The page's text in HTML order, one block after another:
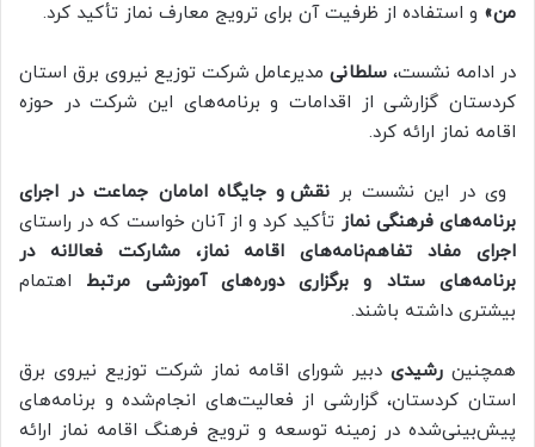
من» و استفاده از ظرفیت آن برای ترویج معارف نماز تأکید کرد.
در ادامه نشست، سلطانی مدیرعامل شرکت توزیع نیروی برق استان
کردستان گزارشی از اقدامات و برنامه‌های این شرکت در حوزه
اقامه نماز ارائه کرد.
وی در این نشست برنقش و جایگاه امامان جماعت در اجرای
برنامه‌های فرهنگی نماز تأکید کرد و از آنان خواست که در راستای
اجرای مفاد تفاهم‌نامه‌های اقامه نماز، مشارکت فعالانه در
برنامه‌های ستاد و برگزاری دوره‌های آموزشی مرتبط اهتمام
بیشتری داشته باشند.
همچنین رشیدی دبیر شورای اقامه نماز شرکت توزیع نیروی برق
استان کردستان، گزارشی از فعالیت‌های انجام‌شده و برنامه‌های
پیش‌بینی‌شده در زمینه توسعه و ترویج فرهنگ اقامه نماز ارائه